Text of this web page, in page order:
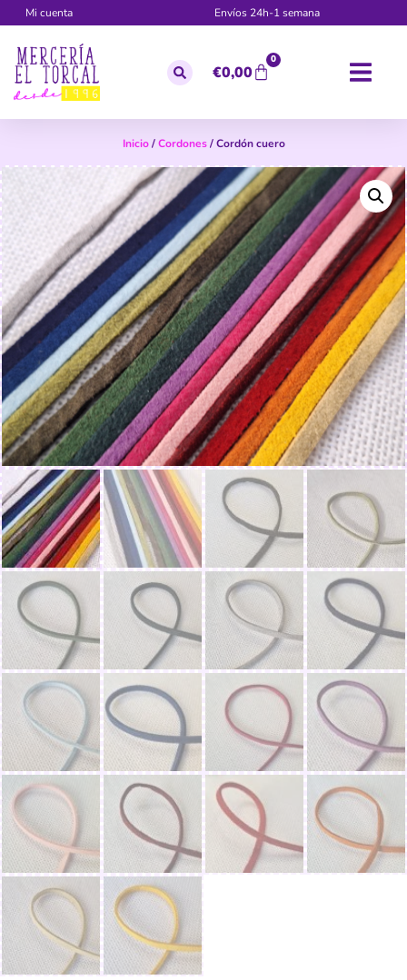
Mi cuenta Envíos 24h-1 semana
€0,00
0
Inicio/Cordones/ Cordón cuero